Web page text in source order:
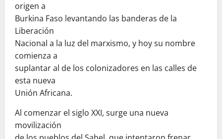
origen a
Burkina Faso levantando las banderas de la
Liberación
Nacional a la luz del marxismo, y hoy su nombre
comienza a
suplantar al de los colonizadores en las calles de
esta nueva
Unión Africana.
Al comenzar el siglo XXI, surge una nueva
movilización